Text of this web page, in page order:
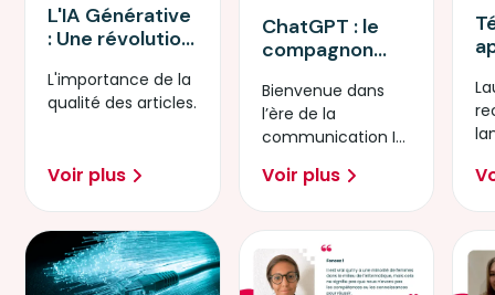
L'IA Générative
: Une révolution
du numérique
L'importance de la
qualité des articles.
Voir plus
ChatGPT : le
compagnon
l'ère de l'IA
Bienvenue dans
l’ère de la
communication IA,
révolutionne nos
interactions au
quotidien.
Voir plus